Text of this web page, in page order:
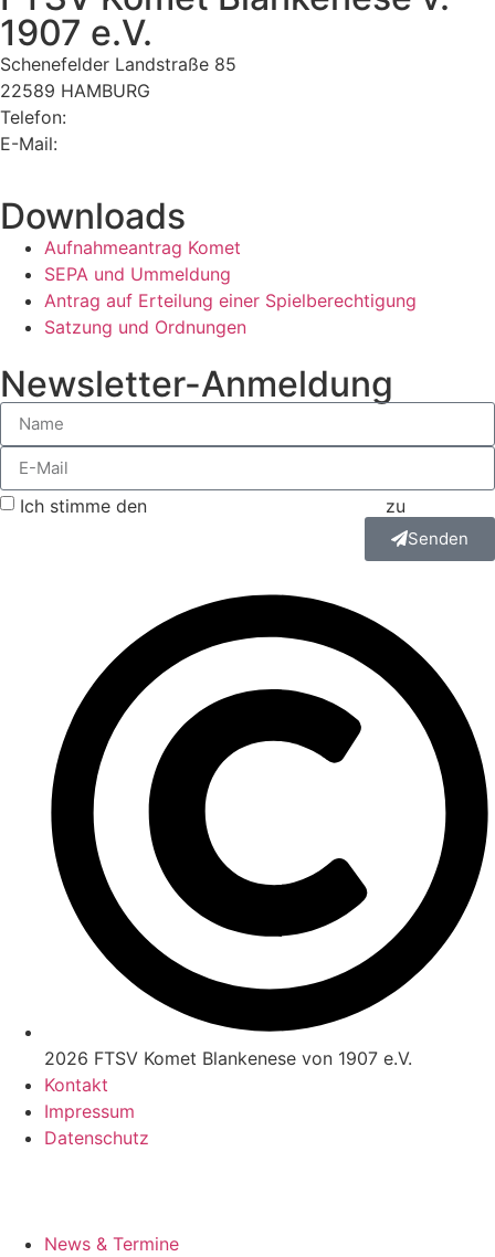
1907 e.V.
Schenefelder Landstraße 85
22589 HAMBURG
Telefon:
E-Mail:
Downloads
Aufnahmeantrag Komet
SEPA und Ummeldung
Antrag auf Erteilung einer Spielberechtigung
Satzung und Ordnungen
Newsletter-Anmeldung
Ich stimme den zu
Senden
2026 FTSV Komet Blankenese von 1907 e.V.
Kontakt
Impressum
Datenschutz
News & Termine